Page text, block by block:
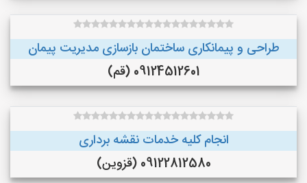
طراحی و پیمانکاری ساختمان بازسازی مدیریت پیمان
09124512601 (قم)
انجام کلیه خدمات نقشه برداری
09122812580 (قزوین)